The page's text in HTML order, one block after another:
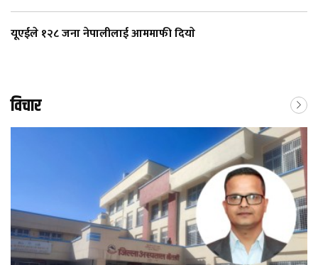
यूएईले १२८ जना नेपालीलाई आममाफी दियाे
विचार